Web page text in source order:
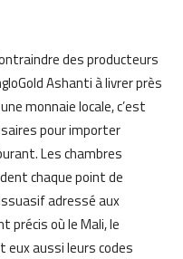
des producteurs
Ashanti à livrer près
monnaie locale, c’est
pour importer
Les chambres
chaque point de
adressé aux
précis où le Mali, le
eux aussi leurs codes